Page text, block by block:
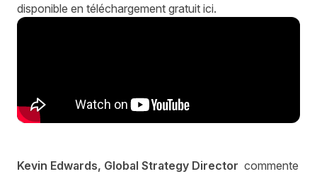
disponible en téléchargement gratuit ici.
Kevin Edwards, Global Strategy Director commente